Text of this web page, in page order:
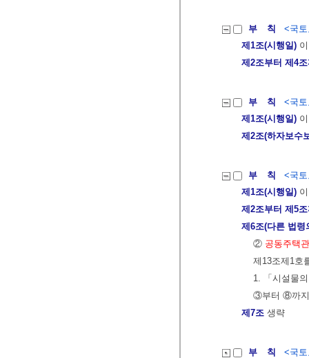
부 칙
<국
제1조(시행일)
제2조부터 제4
부 칙
<국
제1조(시행일)
제2조(하자보수
부 칙
<국
제1조(시행일)
제2조부터 제5
제6조(다른 법령
② 공동주택
제13조제1호
1. 「시설물
③부터 ⑧까
제7조 생략
부 칙
<국